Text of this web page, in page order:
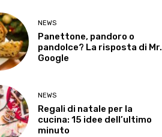
NEWS
Panettone, pandoro o
pandolce? La risposta di Mr.
Google
NEWS
Regali di natale per la
cucina: 15 idee dell’ultimo
minuto